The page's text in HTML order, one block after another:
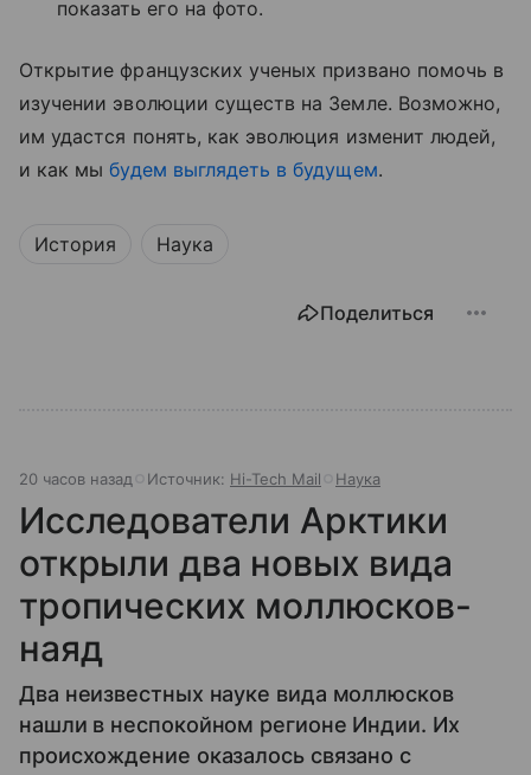
показать его на фото.
Открытие французских ученых призвано помочь в
изучении эволюции существ на Земле. Возможно,
им удастся понять, как эволюция изменит людей,
и как мыбудем выглядеть в будущем.
История Наука
Поделиться
20 часов назад Источник: Hi-Tech Mail Наука
Исследователи Арктики
открыли два новых вида
тропических моллюсков-
наяд
Два неизвестных науке вида моллюсков
нашли в неспокойном регионе Индии. Их
происхождение оказалось связано с